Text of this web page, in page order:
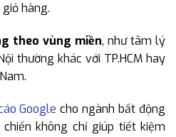
hàng.
theo vùng miền, như tâm lý
thường khác với TP.HCM hay
Google cho ngành bất động
không chỉ giúp tiết kiệm